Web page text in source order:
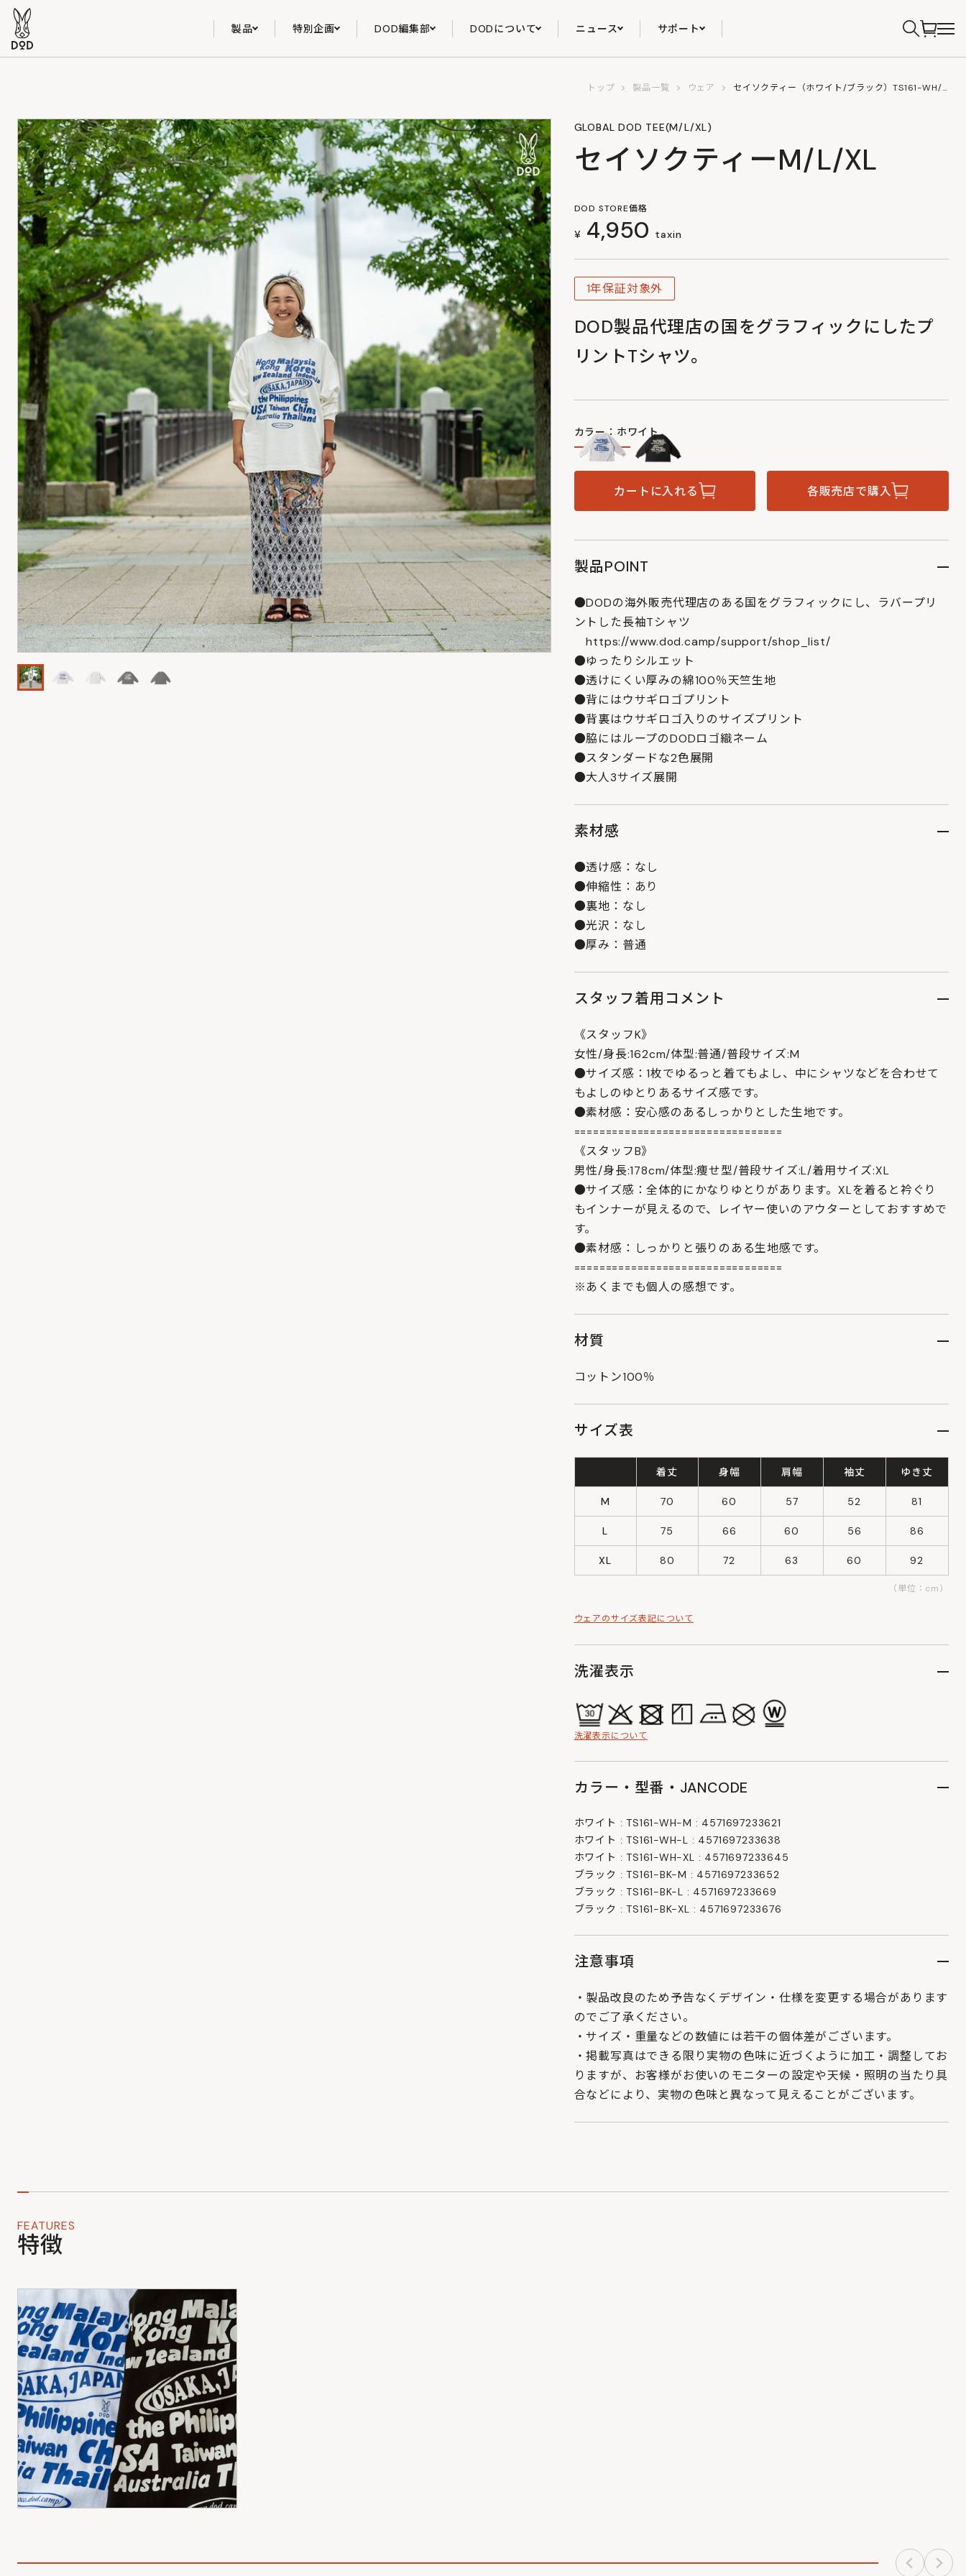
製品 特別企画 DOD編集部 DODについて ニュース サポート
トップ 製品一覧 ウェア セイソクティー（ホワイト/ブラック）TS161-WH/BK-M/L/XL
GLOBAL DOD TEE(M/L/XL)
セイソクティーM/L/XL
DOD STORE価格
¥ 4,950 taxin
1年保証対象外
DOD製品代理店の国をグラフィックにしたプ
リントTシャツ。
カラー：ホワイト
カートに入れる 各販売店で購入
製品POINT
●DODの海外販売代理店のある国をグラフィックにし、ラバープリ
ントした長袖Tシャツ
https://www.dod.camp/support/shop_list/
●ゆったりシルエット
●透けにくい厚みの綿100％天竺生地
●背にはウサギロゴプリント
●背裏はウサギロゴ入りのサイズプリント
●脇にはループのDODロゴ織ネーム
●スタンダードな2色展開
●大人3サイズ展開
素材感
●透け感：なし
●伸縮性：あり
●裏地：なし
●光沢：なし
●厚み：普通
スタッフ着用コメント
《スタッフK》
女性/身長:162cm/体型:普通/普段サイズ:M
●サイズ感：1枚でゆるっと着てもよし、中にシャツなどを合わせて
もよしのゆとりあるサイズ感です。
●素材感：安心感のあるしっかりとした生地です。
=================================
《スタッフB》
男性/身長:178cm/体型:痩せ型/普段サイズ:L/着用サイズ:XL
●サイズ感：全体的にかなりゆとりがあります。XLを着ると衿ぐり
もインナーが見えるので、レイヤー使いのアウターとしておすすめで
す。
●素材感：しっかりと張りのある生地感です。
=================================
※あくまでも個人の感想です。
材質
コットン100％
サイズ表
着丈 身幅 肩幅 袖丈 ゆき丈
M 70 60 57 52 81
L 75 66 60 56 86
XL 80 72 63 60 92
（単位：cm）
ウェアのサイズ表記について
洗濯表示
洗濯表示について
カラー・型番・JANCODE
ホワイト : TS161-WH-M : 4571697233621
ホワイト : TS161-WH-L : 4571697233638
ホワイト : TS161-WH-XL : 4571697233645
ブラック : TS161-BK-M : 4571697233652
ブラック : TS161-BK-L : 4571697233669
ブラック : TS161-BK-XL : 4571697233676
注意事項
・製品改良のため予告なくデザイン・仕様を変更する場合があります
のでご了承ください。
・サイズ・重量などの数値には若干の個体差がございます。
・掲載写真はできる限り実物の色味に近づくように加工・調整してお
りますが、お客様がお使いのモニターの設定や天候・照明の当たり具
合などにより、実物の色味と異なって見えることがございます。
FEATURES
特徴